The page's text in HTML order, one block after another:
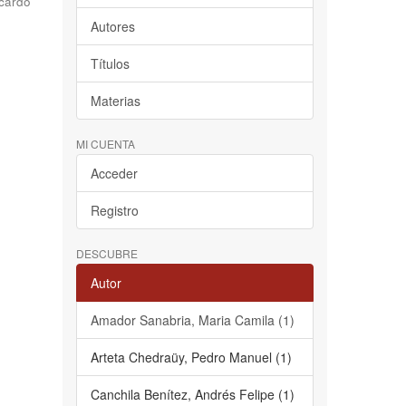
Autores
Títulos
Materias
MI CUENTA
Acceder
Registro
DESCUBRE
Autor
Amador Sanabria, Maria Camila (1)
Arteta Chedraüy, Pedro Manuel (1)
Canchila Benítez, Andrés Felipe (1)